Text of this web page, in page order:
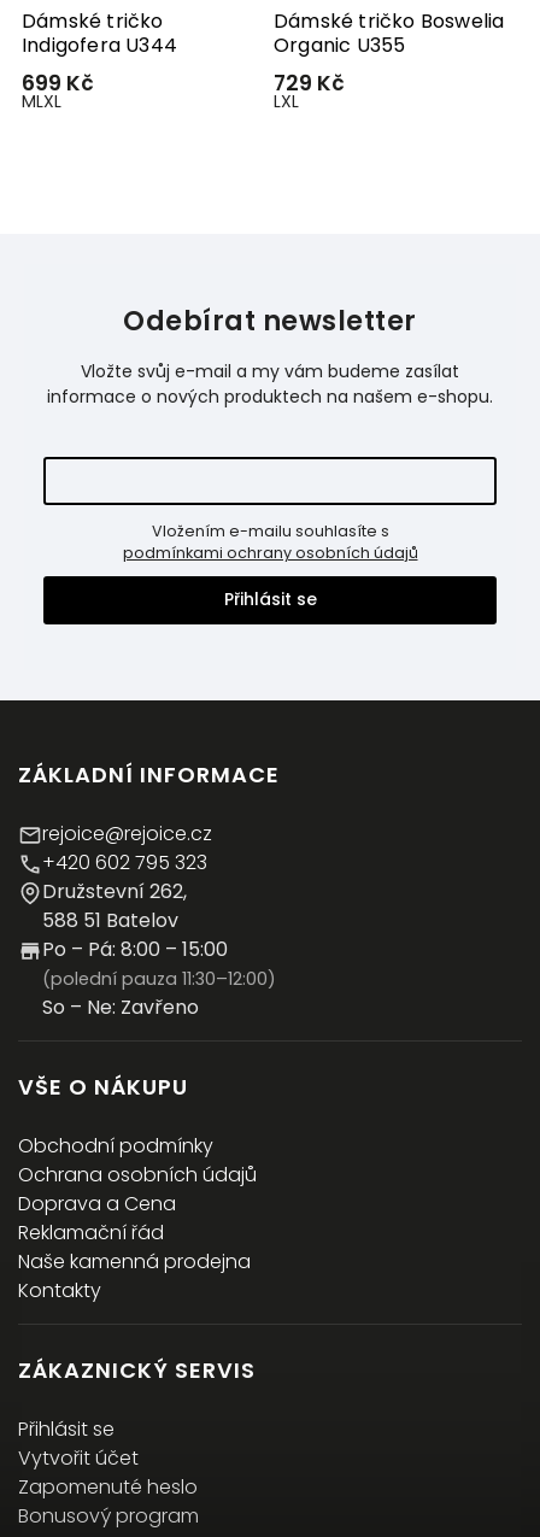
Dámské tričko
Indigofera U344
699 Kč
MLXL
Dámské tričko Boswelia
Organic U355
729 Kč
LXL
Odebírat newsletter
Vložte svůj e-mail a my vám budeme zasílat
informace o nových produktech na našem e-shopu.
podmínkami ochrany osobních údajů
Přihlásit se
ZÁKLADNÍ INFORMACE
rejoice@rejoice.cz
+420 602 795 323
Družstevní 262,
588 51 Batelov
Po – Pá: 8:00 – 15:00
(polední pauza 11:30–12:00)
So – Ne: Zavřeno
VŠE O NÁKUPU
Obchodní podmínky
Ochrana osobních údajů
Doprava a Cena
Reklamační řád
Naše kamenná prodejna
Kontakty
ZÁKAZNICKÝ SERVIS
Přihlásit se
Vytvořit účet
Zapomenuté heslo
Bonusový program